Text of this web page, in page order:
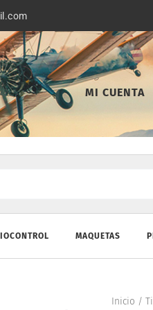
MI CUENTA
MAQUETAS
Inicio /